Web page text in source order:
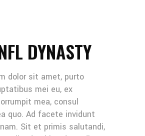
DYNASTY
dolor sit amet, purto
mei eu, ex
mea, consul
quo. Ad facete invidunt
Sit et primis salutandi,